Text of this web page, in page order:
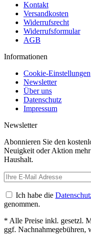
Kontakt
Versandkosten
Widerrufsrecht
Widerrufsformular
AGB
Informationen
Cookie-Einstellungen
Newsletter
Über uns
Datenschutz
Impressum
Newsletter
Abonnieren Sie den
Neuigkeit oder Aktion
Haushalt.
Ich habe die
genommen.
* Alle Preise inkl. gesetzl.
ggf. Nachnahmegebühren,